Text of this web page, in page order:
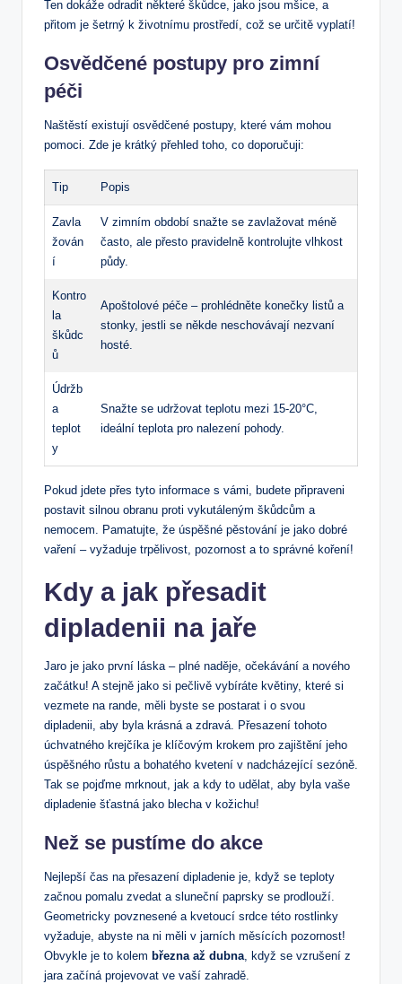
Ten​ dokáže odradit některé škůdce, jako jsou mšice, a
přitom je šetrný k životnímu prostředí, což se určitě vyplatí!
Osvědčené postupy pro zimní
⁤péči
Naštěstí existují osvědčené⁢ postupy, které​ vám ‌mohou
pomoci. Zde je krátký přehled toho,‍ co doporučuji:
Tip Popis
Zavla
žován
í
V zimním období snažte se zavlažovat méně
často,‍ ale přesto pravidelně kontrolujte vlhkost
půdy.
Kontro
la
škůdc
ů
Apoštolové péče ​–⁢ prohlédněte⁣ konečky‍ listů ​a
stonky, jestli se někde neschovávají nezvaní
hosté.
Údržb
a
teplot
y
Snažte⁤ se udržovat teplotu mezi 15-20°C,
ideální teplota pro⁢ nalezení​ pohody.
Pokud jdete přes tyto informace s vámi, budete připraveni
postavit silnou obranu⁢ proti vykutáleným škůdcům a
nemocem. Pamatujte, že ⁣úspěšné pěstování je jako dobré
vaření – vyžaduje trpělivost, ⁤pozornost a ​to správné koření!
Kdy ‍a jak přesadit
dipladenii ⁤na jaře
Jaro ⁢je jako první láska – plné naděje, očekávání a nového
‌začátku! A‌ stejně jako si pečlivě vybíráte‍ květiny, ‍které si
vezmete na rande, měli byste se postarat i o svou
dipladenii, aby byla krásná a zdravá. Přesazení tohoto
úchvatného krejčíka je klíčovým krokem pro zajištění jeho
úspěšného růstu a bohatého kvetení v nadcházející sezóně.
Tak se pojďme mrknout, jak a kdy ‍to udělat,​ aby byla vaše
dipladenie šťastná jako blecha v kožichu!
Než se pustíme do akce
Nejlepší čas‌ na přesazení dipladenie je, když ⁤se teploty
začnou pomalu zvedat a sluneční paprsky ⁤se prodlouží.
Geometricky povznesené a kvetoucí srdce této rostlinky
vyžaduje, abyste na ni měli v jarních měsících pozornost!
Obvykle je to kolem března až‌ dubna,‍ když se vzrušení z​
jara ⁤začíná projevovat ve vaší zahradě.